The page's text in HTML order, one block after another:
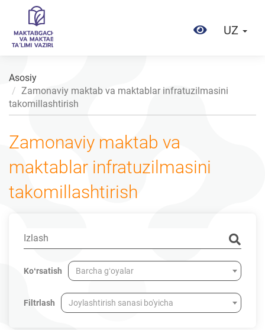
UZ
Asosiy
Zamonaviy maktab va maktablar infratuzilmasini
takomillashtirish
Zamonaviy maktab va
maktablar infratuzilmasini
takomillashtirish
Koʻrsatish Barcha gʻoyalar
Filtrlash Joylashtirish sanasi bo'yicha